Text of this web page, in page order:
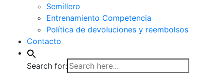
Semillero
Entrenamiento Competencia
Política de devoluciones y reembolsos
Contacto
Search for: